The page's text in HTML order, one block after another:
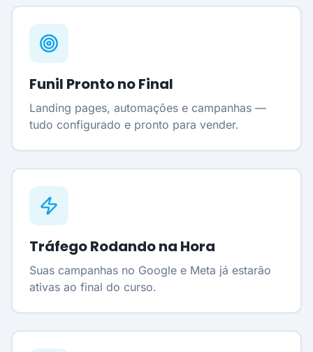
Funil Pronto no Final
Landing pages, automações e campanhas —
tudo configurado e pronto para vender.
Tráfego Rodando na Hora
Suas campanhas no Google e Meta já estarão
ativas ao final do curso.